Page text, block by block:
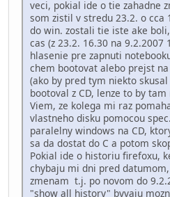
veci, pokial ide o tie zahadne
som zistil v stredu 23.2. o cca
do win. zostali tie iste ake
cas (z 23.2. 16.30 na 9.2.2007
hlasenie pre zapnuti
chem bootovat alebo prejst
(ako by pred tym niekto
bootoval z CD, lenze to by
Viem, ze kolega mi raz
vlastneho disku pomocou
paralelny windows na CD,
sa da dostat do C a potom
Pokial ide o historiu firefoxu,
chybaju mi dni pred
zmenam t.j. po novom do
"show all history" byvaju